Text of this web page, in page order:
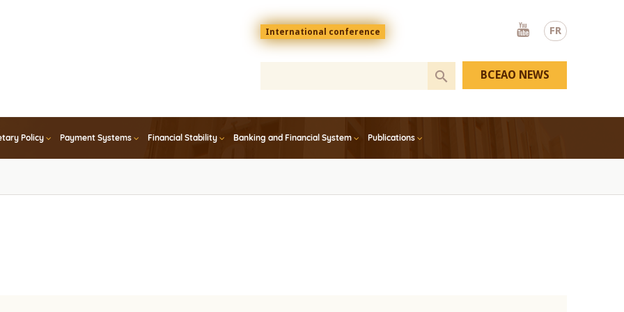
FR
Menu
top
En
International conference
Youtube
Policy Payment Systems Financial Stability Banking and Financial System Publications
BCEAO NEWS